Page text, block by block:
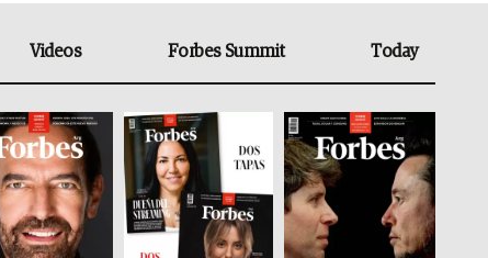
Videos Forbes Summit Today